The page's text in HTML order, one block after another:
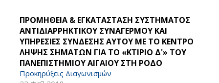
ΠΡΟΜΗΘΕΙΑ & ΕΓΚΑΤΑΣΤΑΣΗ ΣΥΣΤΗΜΑΤΟΣ
ΑΝΤΙΔΙΑΡΡΗΚΤΙΚΟΥ ΣΥΝΑΓΕΡΜΟΥ ΚΑΙ
ΥΠΗΡΕΣΙΕΣ ΣΥΝΔΕΣΗΣ ΑΥΤΟΥ ΜΕ ΤΟ ΚΕΝΤΡΟ
ΛΗΨΗΣ ΣΗΜΑΤΩΝ ΓΙΑ ΤΟ «ΚΤΙΡΙΟ Δ'» ΤΟΥ
ΠΑΝΕΠΙΣΤΗΜΙΟΥ ΑΙΓΑΙΟΥ ΣΤΗ ΡΟΔΟ
Προκηρύξεις Διαγωνισμών